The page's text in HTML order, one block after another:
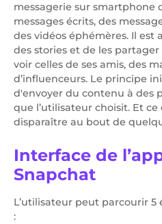
messagerie sur smartphone
messages écrits, des
des vidéos éphémères. Il est
des stories et de les
voir celles de ses amis, des
d’influenceurs. Le principe
d'envoyer du contenu à des
que l’utilisateur choisit. Et
disparaître au bout de
Interface de
Snapchat
L’utilisateur peut parcourir 5
: